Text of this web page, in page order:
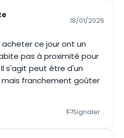
18/01/2026
acheter ce jour ont un
pas à proximité pour
s'agit peut être d'un
franchement goûter
Signaler